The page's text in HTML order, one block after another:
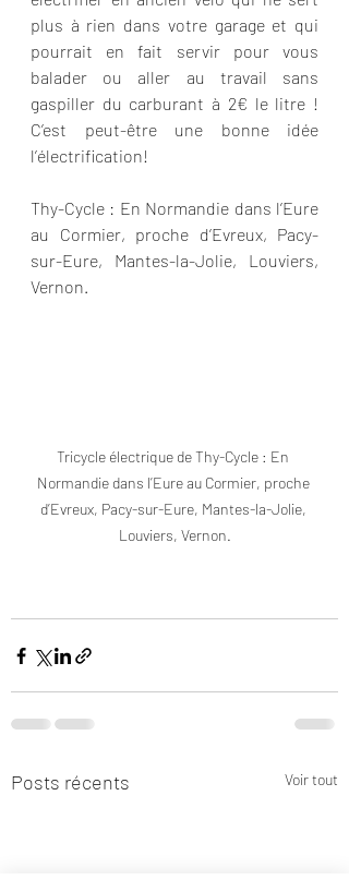
plus à rien dans votre garage et qui
pourrait en fait servir pour vous
balader ou aller au travail sans
gaspiller du carburant à 2€ le litre !
C’est peut-être une bonne idée
l’électrification!
Thy-Cycle : En Normandie dans l’Eure
au Cormier, proche d’Evreux, Pacy-
sur-Eure, Mantes-la-Jolie, Louviers,
Vernon.
Tricycle électrique de Thy-Cycle : En
Normandie dans l’Eure au Cormier, proche
d’Evreux, Pacy-sur-Eure, Mantes-la-Jolie,
Louviers, Vernon.
Posts récents Voir tout